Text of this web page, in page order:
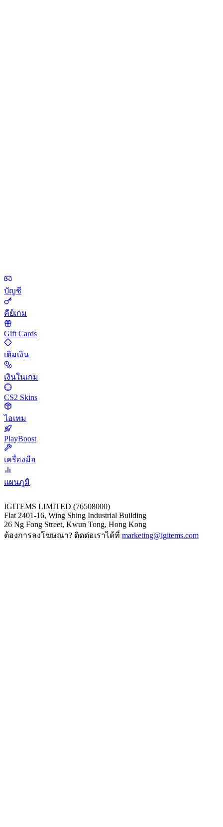
บัญชี
คีย์เกม
Gift Cards
เติมเงิน
เงินในเกม
CS2 Skins
ไอเทม
PlayBoost
เครื่องมือ
แผนภูมิ
IGITEMS LIMITED (76508000)
Flat 2401-16, Wing Shing Industrial Building
26 Ng Fong Street, Kwun Tong, Hong Kong
ต้องการลงโฆษณา? ติดต่อเราได้ที่ marketing@igitems.com